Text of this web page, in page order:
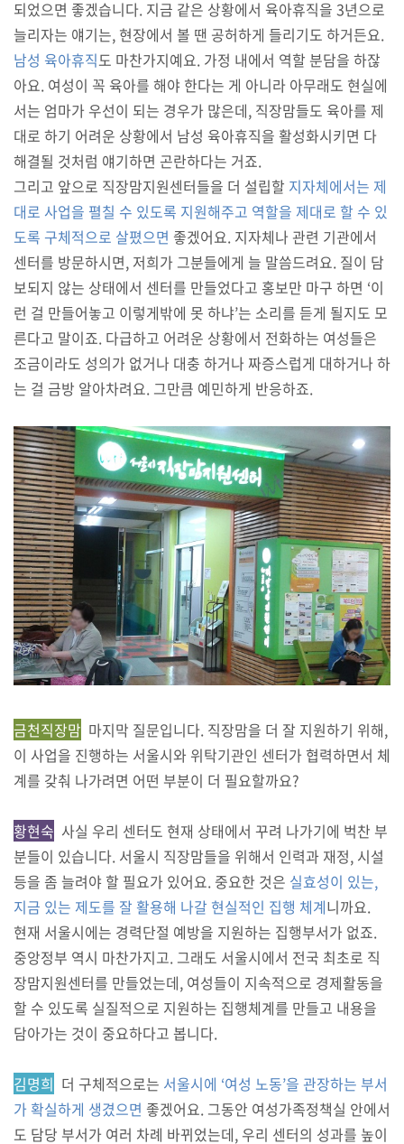
되었으면 좋겠습니다. 지금 같은 상황에서 육아휴직을 3년으로
늘리자는 얘기는, 현장에서 볼 땐 공허하게 들리기도 하거든요.
남성 육아휴직도 마찬가지예요. 가정 내에서 역할 분담을 하잖
아요. 여성이 꼭 육아를 해야 한다는 게 아니라 아무래도 현실에
서는 엄마가 우선이 되는 경우가 많은데, 직장맘들도 육아를 제
대로 하기 어려운 상황에서 남성 육아휴직을 활성화시키면 다
해결될 것처럼 얘기하면 곤란하다는 거죠.
그리고 앞으로 직장맘지원센터들을 더 설립할 지자체에서는 제
대로 사업을 펼칠 수 있도록 지원해주고 역할을 제대로 할 수 있
도록 구체적으로 살폈으면 좋겠어요. 지자체나 관련 기관에서
센터를 방문하시면, 저희가 그분들에게 늘 말씀드려요. 질이 담
보되지 않는 상태에서 센터를 만들었다고 홍보만 마구 하면 ‘이
런 걸 만들어놓고 이렇게밖에 못 하냐’는 소리를 듣게 될지도 모
른다고 말이죠. 다급하고 어려운 상황에서 전화하는 여성들은
조금이라도 성의가 없거나 대충 하거나 짜증스럽게 대하거나 하
는 걸 금방 알아차려요. 그만큼 예민하게 반응하죠.
금천직장맘 마지막 질문입니다. 직장맘을 더 잘 지원하기 위해,
이 사업을 진행하는 서울시와 위탁기관인 센터가 협력하면서 체
계를 갖춰 나가려면 어떤 부분이 더 필요할까요?
황현숙 사실 우리 센터도 현재 상태에서 꾸려 나가기에 벅찬 부
분들이 있습니다. 서울시 직장맘들을 위해서 인력과 재정, 시설
등을 좀 늘려야 할 필요가 있어요. 중요한 것은 실효성이 있는,
지금 있는 제도를 잘 활용해 나갈 현실적인 집행 체계니까요.
현재 서울시에는 경력단절 예방을 지원하는 집행부서가 없죠.
중앙정부 역시 마찬가지고. 그래도 서울시에서 전국 최초로 직
장맘지원센터를 만들었는데, 여성들이 지속적으로 경제활동을
할 수 있도록 실질적으로 지원하는 집행체계를 만들고 내용을
담아가는 것이 중요하다고 봅니다.
김명희 더 구체적으로는 서울시에 ‘여성 노동’을 관장하는 부서
가 확실하게 생겼으면 좋겠어요. 그동안 여성가족정책실 안에서
도 담당 부서가 여러 차례 바뀌었는데, 우리 센터의 성과를 높이